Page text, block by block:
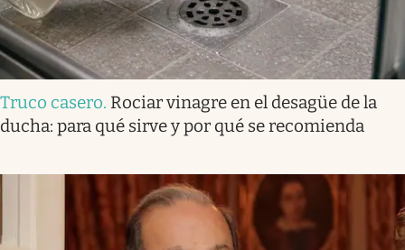
Truco casero. Rociar vinagre en el desagüe de la
ducha: para qué sirve y por qué se recomienda